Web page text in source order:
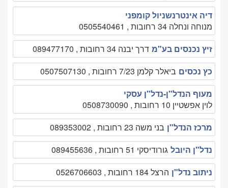
דיה אינטרנשניול קומפני
מנוחה ונחלה 34 רחובות , 0505540461
זיץ נכנסים בע"מ דרך יבנה 34 רחובות , 089477170
כץ נכסים ביאלר קלמן 7/23 רחובות , 0507507130
מעוף הנדל"ן-נדל"ן עסקי
לוין אפשטיין 10 רחובות , 0508730090
מרכז הנדל"ן בני משה 23 רחובות , 089353002
נדל"ן היובל גורודיסקי 51 רחובות , 089455636
ניתוב נדל"ן הרצל 184 רחובות , 0526706603